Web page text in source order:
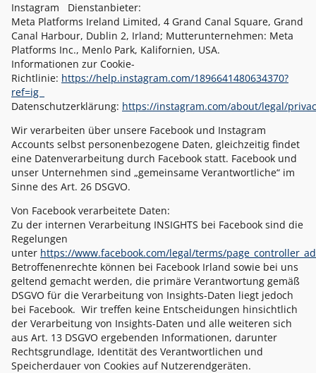
Instagram Dienstanbieter:
Meta Platforms Ireland Limited, 4 Grand Canal Square, Grand
Canal Harbour, Dublin 2, Irland; Mutterunternehmen: Meta
Platforms Inc., Menlo Park, Kalifornien, USA.
Informationen zur Cookie-
Richtlinie: https://help.instagram.com/1896641480634370?
ref=ig
Datenschutzerklärung: https://instagram.com/about/legal/
Wir verarbeiten über unsere Facebook und Instagram
Accounts selbst personenbezogene Daten, gleichzeitig findet
eine Datenverarbeitung durch Facebook statt. Facebook und
unser Unternehmen sind „gemeinsame Verantwortliche“ im
Sinne des Art. 26 DSGVO.
Von Facebook verarbeitete Daten:
Zu der internen Verarbeitung INSIGHTS bei Facebook sind die
Regelungen
unter https://www.facebook.com/legal/terms/
Betroffenenrechte können bei Facebook Irland sowie bei uns
geltend gemacht werden, die primäre Verantwortung gemäß
DSGVO für die Verarbeitung von Insights-Daten liegt jedoch
bei Facebook. Wir treffen keine Entscheidungen hinsichtlich
der Verarbeitung von Insights-Daten und alle weiteren sich
aus Art. 13 DSGVO ergebenden Informationen, darunter
Rechtsgrundlage, Identität des Verantwortlichen und
Speicherdauer von Cookies auf Nutzerendgeräten.